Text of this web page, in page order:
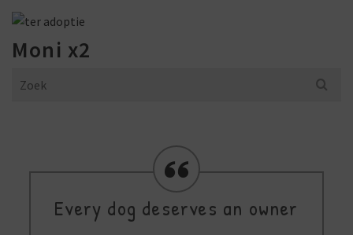
Moni x2
Search
Every dog deserves an owner